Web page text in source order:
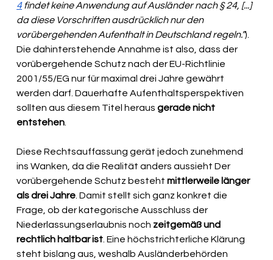
4 findet keine Anwendung auf Ausländer nach § 24, [...]
da diese Vorschriften ausdrücklich nur den
vorübergehenden Aufenthalt in Deutschland regeln.”).
Die dahinterstehende Annahme ist also, dass der
vorübergehende Schutz nach der EU-Richtlinie
2001/55/EG nur für maximal drei Jahre gewährt
werden darf. Dauerhafte Aufenthaltsperspektiven
sollten aus diesem Titel heraus gerade nicht
entstehen.
Diese Rechtsauffassung gerät jedoch zunehmend
ins Wanken, da die Realität anders aussieht Der
vorübergehende Schutz besteht mittlerweile länger
als drei Jahre. Damit stellt sich ganz konkret die
Frage, ob der kategorische Ausschluss der
Niederlassungserlaubnis noch zeitgemäß und
rechtlich haltbar ist. Eine höchstrichterliche Klärung
steht bislang aus, weshalb Ausländerbehörden